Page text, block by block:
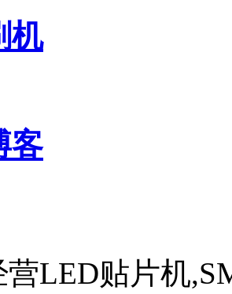
机
客
LED贴片机